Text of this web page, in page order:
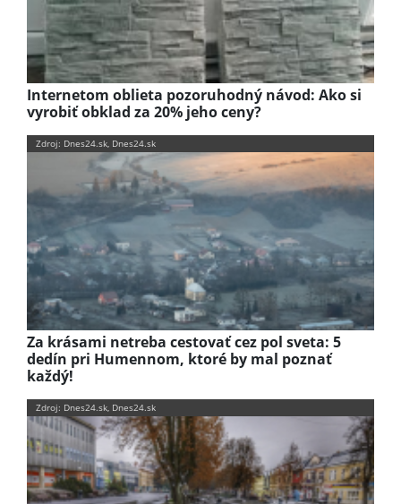
Internetom oblieta pozoruhodný návod: Ako si
vyrobiť obklad za 20% jeho ceny?
Zdroj: Dnes24.sk, Dnes24.sk
Za krásami netreba cestovať cez pol sveta: 5
dedín pri Humennom, ktoré by mal poznať
každý!
Zdroj: Dnes24.sk, Dnes24.sk